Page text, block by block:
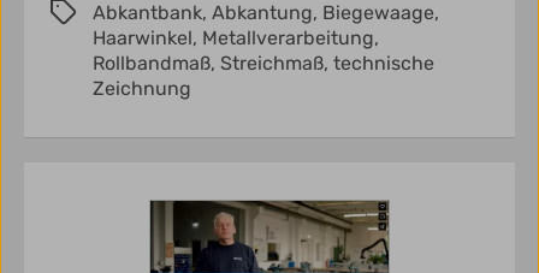
Abkantbank, Abkantung, Biegewaage,
Haarwinkel, Metallverarbeitung,
Rollbandmaß, Streichmaß, technische
Zeichnung